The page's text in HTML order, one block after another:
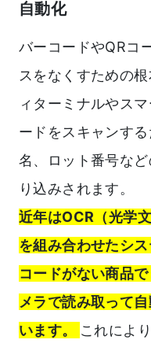
自動化
バーコードやQRコ
スをなくすための
ィターミナルやス
ードをスキャンす
名、ロット番号な
り込みされます。
近年はOCR（光学
を組み合わせたシ
コードがない商品
メラで読み取って
います。 これによ